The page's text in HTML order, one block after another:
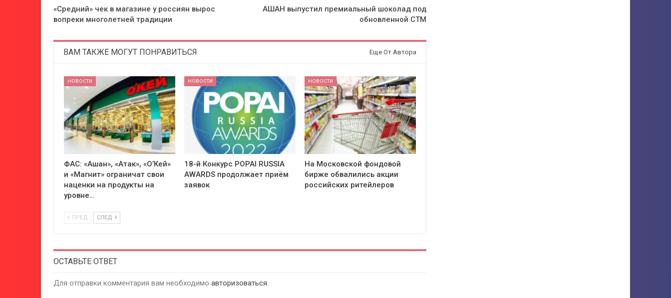
«Средний» чек в магазине у россиян вырос
вопреки многолетней традиции
АШАН выпустил премиальный шоколад под
обновленной СТМ
ВАМ ТАКЖЕ МОГУТ ПОНРАВИТЬСЯ Еще От Автора
НОВОСТИ
ФАС: «Ашан», «Атак», «О’Кей»
и «Магнит» ограничат свои
наценки на продукты на
уровне…
НОВОСТИ
18-й Конкурс POPAI RUSSIA
AWARDS продолжает приём
заявок
НОВОСТИ
На Московской фондовой
бирже обвалились акции
российских ритейлеров
ПРЕД СЛЕД
ОСТАВЬТЕ ОТВЕТ
Для отправки комментария вам необходимо авторизоваться.